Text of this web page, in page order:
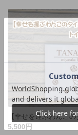
5,500円